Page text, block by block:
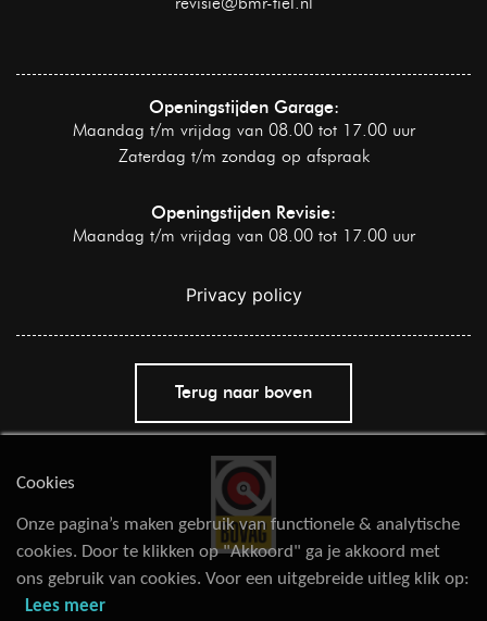
Openingstijden Garage:
Maandag t/m vrijdag van 08.00 tot 17.00 uur
Zaterdag t/m zondag op afspraak
Openingstijden Revisie:
Maandag t/m vrijdag van 08.00 tot 17.00 uur
Privacy policy
Terug naar boven
Cookies
Onze pagina’s maken gebruik van functionele & analytische
cookies. Door te klikken op "Akkoord" ga je akkoord met
ons gebruik van cookies. Voor een uitgebreide uitleg klik op:
Lees meer